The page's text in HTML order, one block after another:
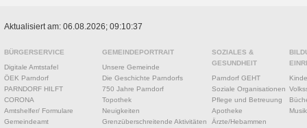
Aktualisiert am: 06.08.2026; 09:10:37
BÜRGERSERVICE
Digitale Amtstafel
ÖEK Parndorf
PARNDORF HILFT
CORONA
Amtshelfer/ Formulare
Gemeindeamt
GEMEINDEPORTRAIT
Unsere Gemeinde
Die Geschichte Parndorfs
750 Jahre Parndorf
Topothek
Neuigkeiten
Grenzüberschreitende Aktivitäten
SOZIALES &
GESUNDHEIT
Parndorf GEHT
Soziale Organisationen
Pflege und Betreuung
Apotheke
Ärzte/Hebammen